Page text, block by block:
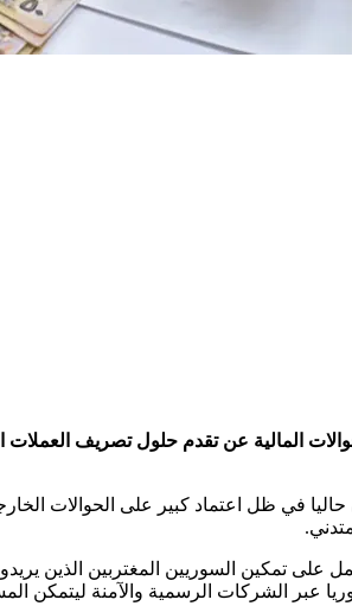
المالية عن تقدم حلول تصريف
في ظل اعتماد كبير على الحوالات
على تمكين السوريين المغتربين الذين
سوريا عبر الشركات الرسمية والآمنة ليتمكن